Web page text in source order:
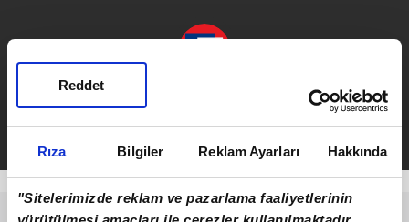
Rıza Bilgiler Reklam Ayarları Hakkında
"Sitelerimizde reklam ve pazarlama faaliyetlerinin
Reddet